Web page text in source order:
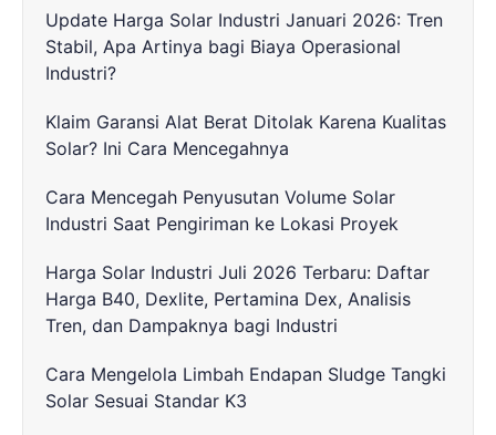
Update Harga Solar Industri Januari 2026: Tren
Stabil, Apa Artinya bagi Biaya Operasional
Industri?
Klaim Garansi Alat Berat Ditolak Karena Kualitas
Solar? Ini Cara Mencegahnya
Cara Mencegah Penyusutan Volume Solar
Industri Saat Pengiriman ke Lokasi Proyek
Harga Solar Industri Juli 2026 Terbaru: Daftar
Harga B40, Dexlite, Pertamina Dex, Analisis
Tren, dan Dampaknya bagi Industri
Cara Mengelola Limbah Endapan Sludge Tangki
Solar Sesuai Standar K3